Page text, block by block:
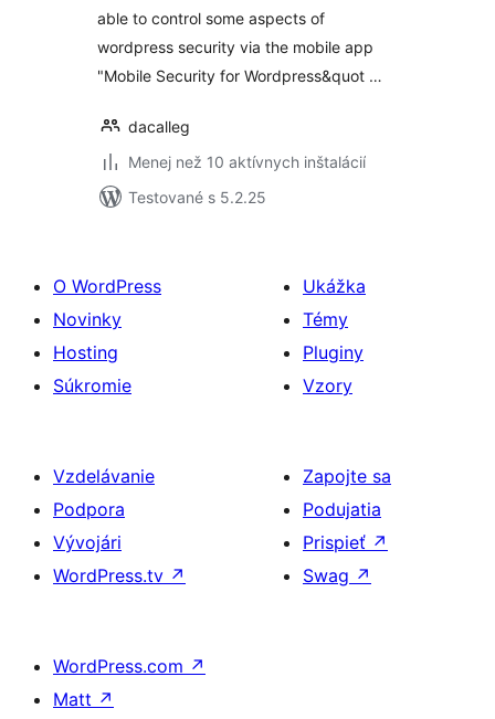
able to control some aspects of
wordpress security via the mobile app
"Mobile Security for Wordpress&quot …
dacalleg
Menej než 10 aktívnych inštalácií
Testované s 5.2.25
O WordPress
Novinky
Hosting
Súkromie
Ukážka
Témy
Pluginy
Vzory
Vzdelávanie
Podpora
Vývojári
WordPress.tv ↗
Zapojte sa
Podujatia
Prispieť ↗
Swag ↗
WordPress.com ↗
Matt ↗